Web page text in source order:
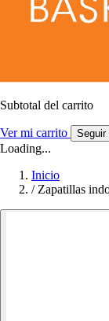
Subtotal del carrito
Ver mi carrito Seguir
Loading...
Inicio
/ Zapatillas